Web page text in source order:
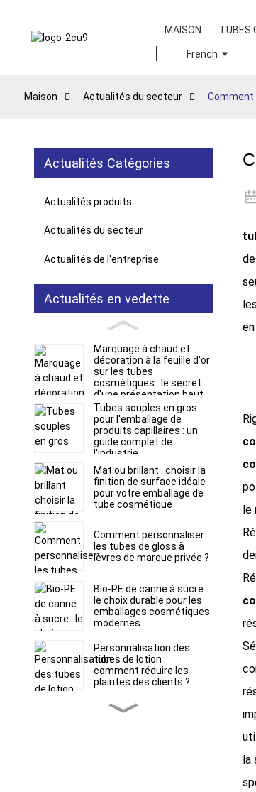
MAISON TUBES
French
Maison Actualités du secteur Comment
Actualités Catégories
Actualités produits
Actualités du secteur
Actualités de l'entreprise
Actualités en vedette
Marquage à chaud et
décoration à la feuille d'or
sur les tubes
cosmétiques : le secret
d'une présentation haut
de gamme en rayon
Tubes souples en gros
pour l'emballage de
produits capillaires : un
guide complet de
l'industrie
Mat ou brillant : choisir la
finition de surface idéale
pour votre emballage de
tube cosmétique
Comment personnaliser
les tubes de gloss à
lèvres de marque privée ?
Bio-PE de canne à sucre :
le choix durable pour les
emballages cosmétiques
modernes
Personnalisation des
tubes de lotion :
comment réduire les
plaintes des clients ?
Tubes souples ABL vs
le
la